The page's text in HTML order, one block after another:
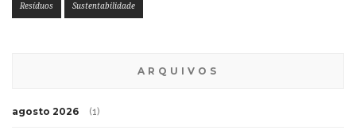
Resíduos Sustentabilidade
ARQUIVOS
agosto 2026 (1)